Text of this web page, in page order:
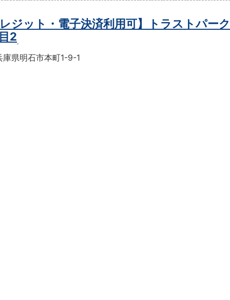
レジット・電子決済利用可】トラストパー
2
庫県明石市本町1-9-1